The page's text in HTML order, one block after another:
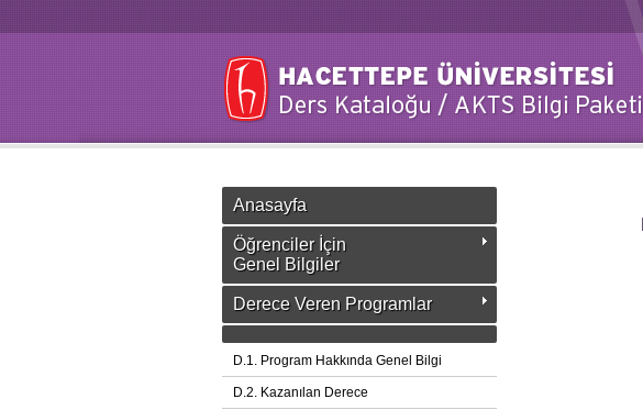
Anasayfa
Öğrenciler İçin
Genel Bilgiler
Derece Veren Programlar
D.1. Program Hakkında Genel Bilgi
D.2. Kazanılan Derece